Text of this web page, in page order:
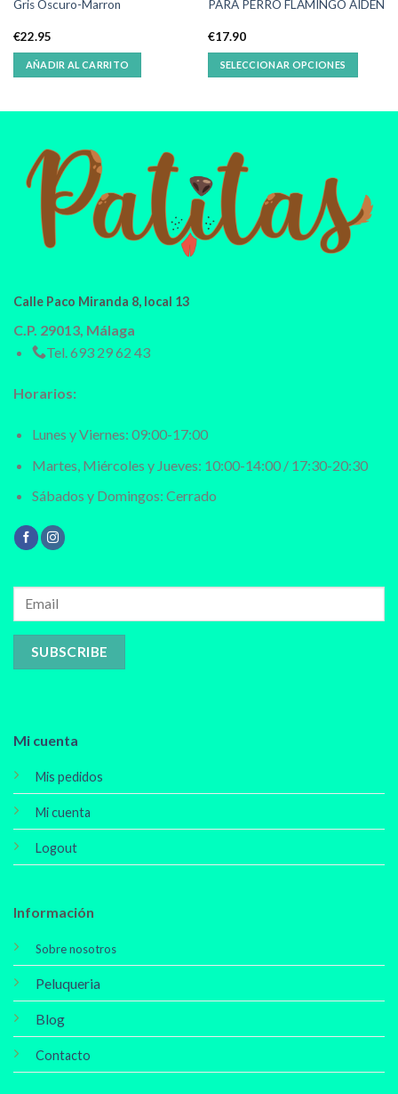
Gris Oscuro-Marron
€22.95
AÑADIR AL CARRITO
PARA PERRO FLAMINGO AIDEN
€17.90
SELECCIONAR OPCIONES
Calle Paco Miranda 8, local 13
C.P. 29013, Málaga
Tel.693 29 62 43
Horarios:
Lunes y Viernes: 09:00-17:00
Martes, Miércoles y Jueves: 10:00-14:00 / 17:30-20:30
Sábados y Domingos: Cerrado
Mi cuenta
Mis pedidos
Mi cuenta
Logout
Información
Sobre nosotros
Peluqueria
Blog
Contacto